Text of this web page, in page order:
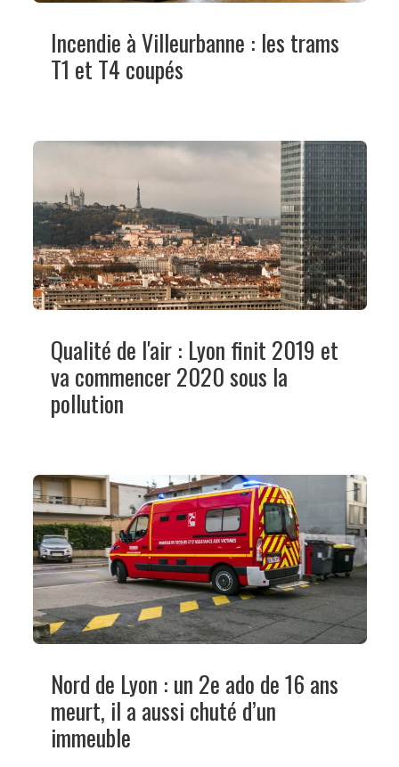
Incendie à Villeurbanne : les trams
T1 et T4 coupés
Qualité de l'air : Lyon finit 2019 et
va commencer 2020 sous la
pollution
Nord de Lyon : un 2e ado de 16 ans
meurt, il a aussi chuté d’un
immeuble